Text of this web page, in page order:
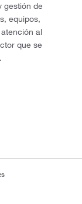
gestión de
equipos,
al
que se